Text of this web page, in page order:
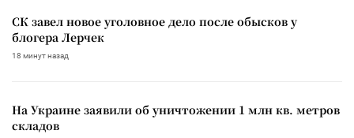
СК завел новое уголовное дело после обысков у
блогера Лерчек
18 минут назад
На Украине заявили об уничтожении 1 млн кв. метров
складов